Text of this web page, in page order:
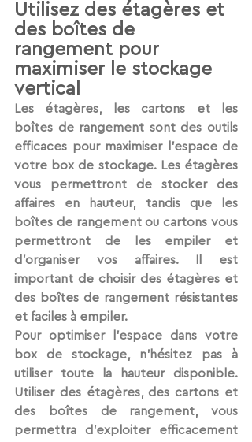
Utilisez des étagères et
des boîtes de
rangement pour
maximiser le stockage
vertical
Les étagères, les cartons et les
boîtes de rangement sont des outils
efficaces pour maximiser l'espace de
votre box de stockage. Les étagères
vous permettront de stocker des
affaires en hauteur, tandis que les
boîtes de rangement ou cartons vous
permettront de les empiler et
d’organiser vos affaires. Il est
important de choisir des étagères et
des boîtes de rangement résistantes
et faciles à empiler.
Pour optimiser l'espace dans votre
box de stockage, n'hésitez pas à
utiliser toute la hauteur disponible.
Utiliser des étagères, des cartons et
des boîtes de rangement, vous
permettra d’exploiter efficacement